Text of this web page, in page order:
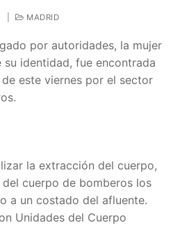
MADRID
por autoridades, la mujer
su identidad, fue encontrada
este viernes por el sector
la extracción del cuerpo,
cuerpo de bomberos los
a un costado del afluente.
Unidades del Cuerpo